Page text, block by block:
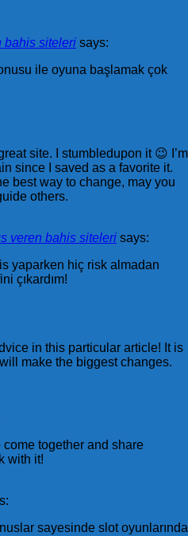
bahis siteleri says:
ile oyuna başlamak çok
site. I stumbledupon it 😉 I’m
since I saved as a favorite it.
best way to change, may you
others.
veren bahis siteleri says:
yaparken hiç risk almadan
çıkardım!
in this particular article! It is
make the biggest changes.
come together and share
with it!
sayesinde slot oyunlarında